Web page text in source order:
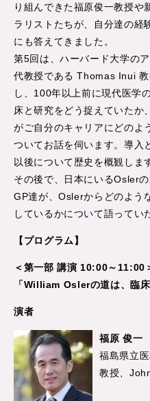
り組んできた福原俊一教授や
ラリストたちが、自分達の経
にも答えてきました。
第5回は、ハーバード大学の
代教授である Thomas Inui
し、100年以上前に現代医学
床と研究をどう捉えていた
がご自分のキャリアにどのよ
ついてお話を伺います。導入
以後について歴史を概観しま
その後で、日本にいるOsler
GP達が、Oslerからどのよう
しているかについて語ってい
【プログラム】
＜第一部 講演 10:00～11:00
「William Oslerの道は、臨床
演者
福原 俊一
福島県立
教授、